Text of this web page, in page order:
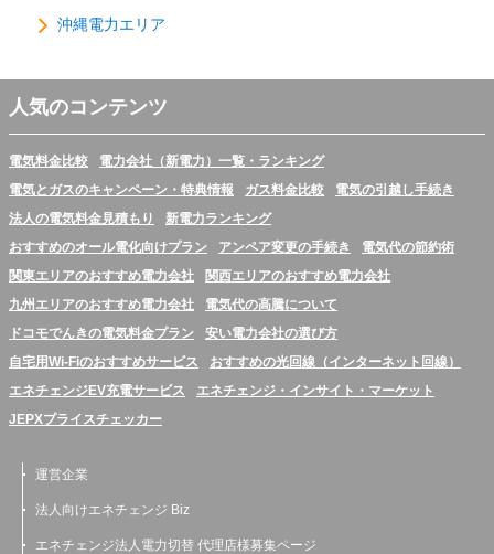
沖縄電力エリア
人気のコンテンツ
電気料金比較
電力会社（新電力）一覧・ランキング
電気とガスのキャンペーン・特典情報
ガス料金比較
電気の引越し手続き
法人の電気料金見積もり
新電力ランキング
おすすめのオール電化向けプラン
アンペア変更の手続き
電気代の節約術
関東エリアのおすすめ電力会社
関西エリアのおすすめ電力会社
九州エリアのおすすめ電力会社
電気代の高騰について
ドコモでんきの電気料金プラン
安い電力会社の選び方
自宅用Wi-Fiのおすすめサービス
おすすめの光回線（インターネット回線）
エネチェンジEV充電サービス
エネチェンジ・インサイト・マーケット
JEPXプライスチェッカー
運営企業
法人向けエネチェンジ Biz
エネチェンジ法人電力切替 代理店様募集ページ